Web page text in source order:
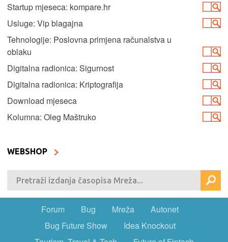
Startup mjeseca: kompare.hr
Usluge: Vip blagajna
Tehnologije: Poslovna primjena računalstva u
oblaku
Digitalna radionica: Sigurnost
Digitalna radionica: Kriptografija
Download mjeseca
Kolumna: Oleg Maštruko
WEBSHOP
Forum Bug Mreža
Autonet
Bug Future Show
Idea Knockout